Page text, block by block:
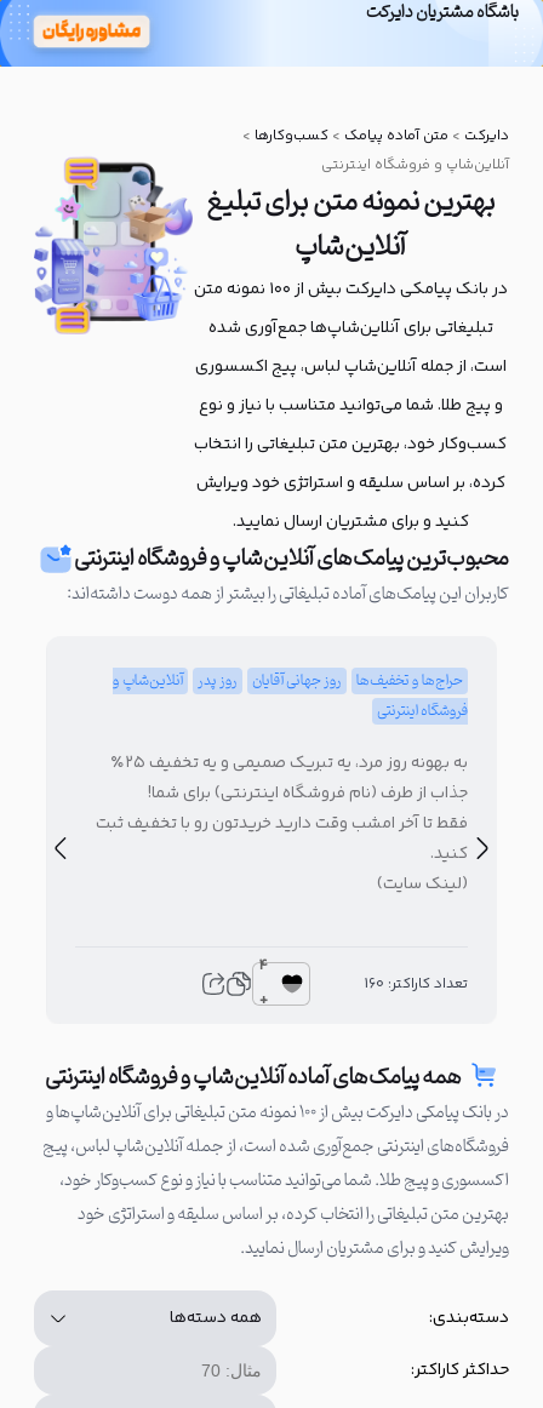
دایرکت > متن آماده پیامک > کسب‌و‌کارها >
آنلاین‌شاپ و فروشگاه اینترنتی
بهترین نمونه متن برای تبلیغ
آنلاین‌شاپ
در بانک پیامکی دایرکت بیش از ۱۰۰ نمونه متن
تبلیغاتی برای آنلاین‌شاپ‌ها جمع‌آوری شده
است، از جمله آنلاین‌شاپ لباس، پیج اکسسوری
و پیج طلا. شما می‌توانید متناسب با نیاز و نوع
کسب‌وکار خود، بهترین متن تبلیغاتی را انتخاب
کرده، بر اساس سلیقه و استراتژی خود ویرایش
کنید و برای مشتریان ارسال نمایید.
محبوب‌ترین پیامک‌های آنلاین‌شاپ و فروشگاه اینترنتی
کاربران این پیامک‌های آماده تبلیغاتی را بیشتر از همه دوست داشته‌اند:
حراج‌ها و تخفیف‌ها روز جهانی آقایان روز پدر
آنلاین‌شاپ و
فروشگاه اینترنتی
به بهونه روز مرد، یه تبریک صمیمی و یه تخفیف ۲۵٪
جذاب از طرف (نام فروشگاه اینترنتی) برای شما!
فقط تا آخر امشب وقت دارید خریدتون رو با تخفیف ثبت
کنید.
(لینک سایت)
تعداد کاراکتر: 160
4
+
همه پیامک‌های آماده آنلاین‌شاپ و فروشگاه اینترنتی
در بانک پیامکی دایرکت بیش از ۱۰۰ نمونه متن تبلیغاتی برای آنلاین‌شاپ‌ها و
فروشگاه‌های اینترنتی جمع‌آوری شده است، از جمله آنلاین‌شاپ لباس، پیج
اکسسوری و پیج طلا. شما می‌توانید متناسب با نیاز و نوع کسب‌وکار خود،
بهترین متن تبلیغاتی را انتخاب کرده، بر اساس سلیقه و استراتژی خود
ویرایش کنید و برای مشتریان ارسال نمایید.
دسته‌بندی:
حداکثر کاراکتر:
باشگاه مشتریان دایرکت